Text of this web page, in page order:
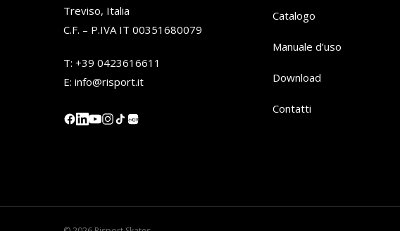
Treviso, Italia
C.F. – P.IVA IT 00351680079
T: +39 0423616611
E: info@risport.it
小红书
Catalogo
Manuale d’uso
Download
Contatti